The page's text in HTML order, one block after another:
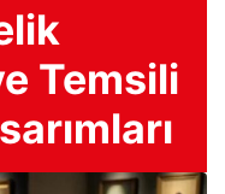
Temsili